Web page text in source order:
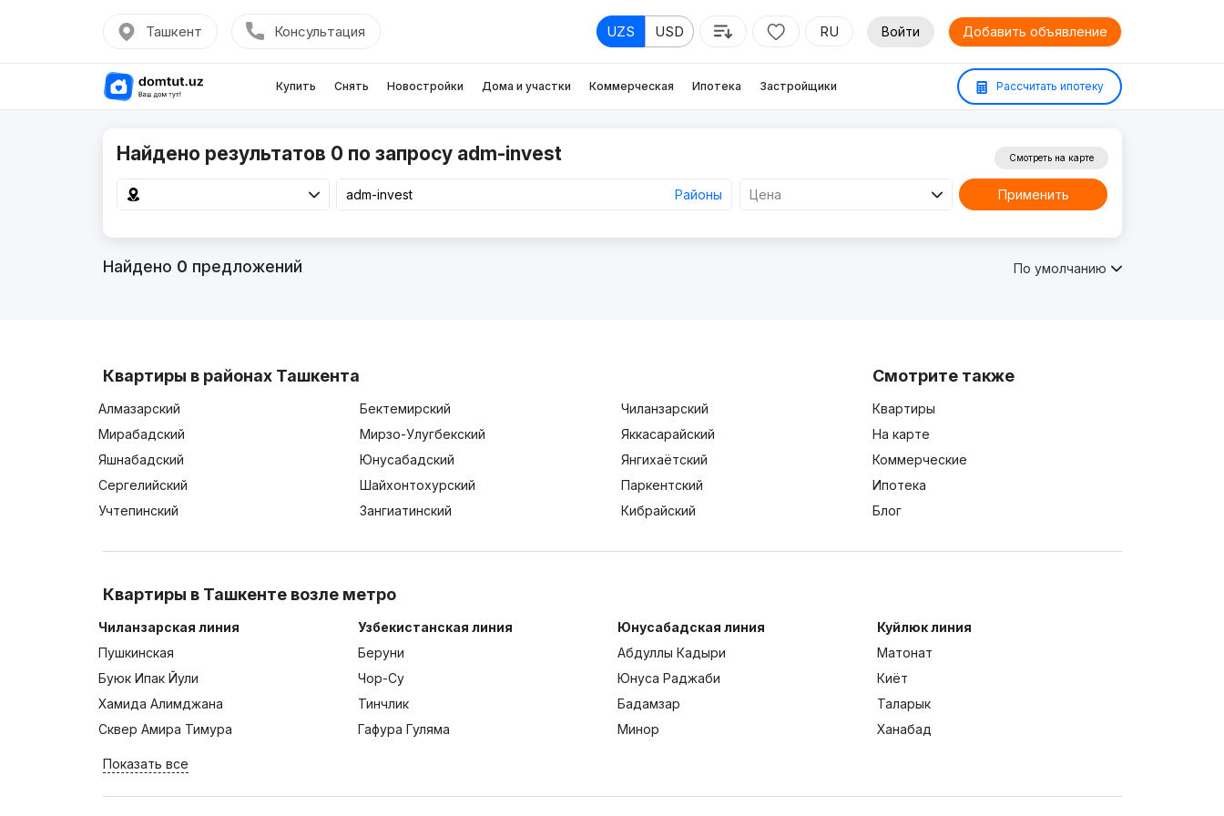
Ташкент Консультация UZS USD RU Войти Добавить объявление
Купить Снять Новостройки Дома и участки Коммерческая Ипотека Застройщики Рассчитать ипотеку
Найдено результатов 0 по запросу adm-invest
Районы Цена
Смотреть на карте
Применить
Найдено 0 предложений По умолчанию
Квартиры в районах Ташкента
Алмазарский Бектемирский
Чиланзарский
Мирабадский
Мирзо-Улугбекский
Яккасарайский
Яшнабадский
Юнусабадский
Янгихаётский
Сергелийский
Шайхонтохурский
Паркентский
Учтепинский
Зангиатинский Кибрайский
Смотрите также
Квартиры
На карте
Коммерческие
Ипотека
Блог
Квартиры в Ташкенте возле метро
Чиланзарская линия
Пушкинская
Буюк Ипак Йули
Хамида Алимджана
Сквер Амира Тимура
Узбекистанская линия
Беруни
Чор-Су
Тинчлик
Гафура Гуляма
Юнусабадская линия
Абдуллы Кадыри
Юнуса Раджаби
Бадамзар
Минор
Куйлюк линия
Матонат
Киёт
Таларык
Ханабад
Показать все